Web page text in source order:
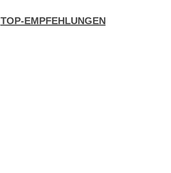
TOP-EMPFEHLUNGEN